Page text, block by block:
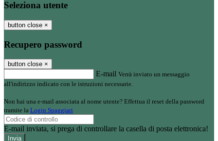
Seleziona utente
button close ×
Recupero password
button close ×
E-mail Verrà inviato un messaggio
all'indirizzo indicato con le istruzioni necessarie.
Non hai una e-mail associata al nome utente? Effettua il reset della password
tramite la Login Spaggiari
E-mail inviata, si prega di controllare la casella di posta elettronica!